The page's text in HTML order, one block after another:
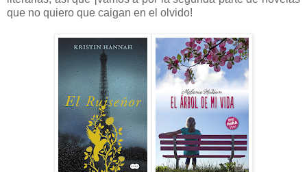
que no quiero que caigan en el olvido!